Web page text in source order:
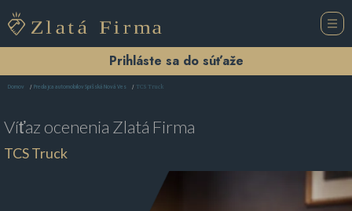
Prihláste sa do súťaže
Domov Predajca automobilov Spišská Nová Ves TCS Truck
Víťaz ocenenia Zlatá Firma
TCS Truck